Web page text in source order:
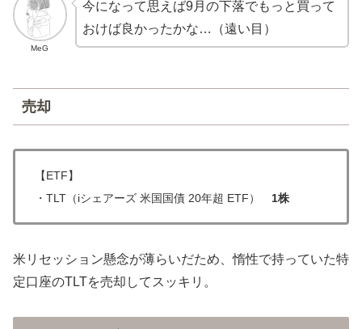
MeG
今になって思えば9月の下落でもっと買って
おけば良かったかな…（遠い目）
売却
【ETF】
・TLT（iシェアーズ 米国国債 20年超 ETF） 1株
米リセッション懸念が薄らいだため、惰性で持っていた特
定口座のTLTを売却してスッキリ。